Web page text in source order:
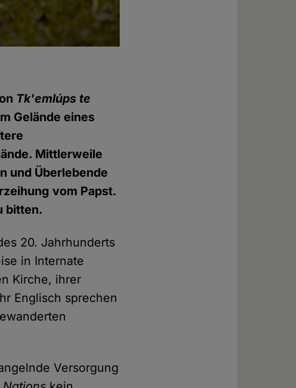
Tk'emlúps te
Gelände eines
Mittlerweile
und Überlebende
vom Papst.
bitten.
20. Jahrhunderts
in Internate
Kirche, ihrer
Englisch sprechen
Versorgung